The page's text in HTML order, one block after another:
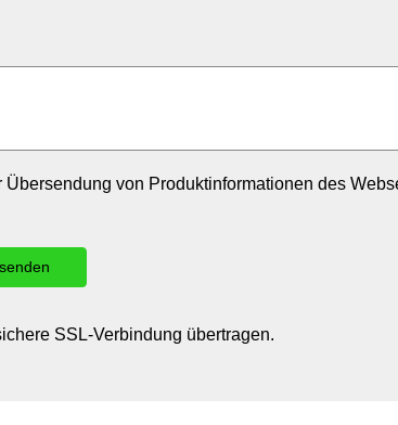
von Produktinformationen des
SSL-Verbindung übertragen.